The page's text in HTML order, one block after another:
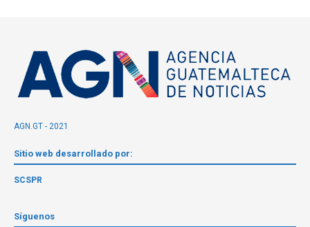
AGN.GT - 2021
Sitio web desarrollado por:
SCSPR
Síguenos